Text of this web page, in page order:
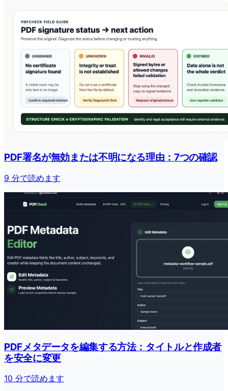
PDF署名が無効または不明になる理由：7つの確認
9 分で読めます
PDFメタデータを編集する方法：タイトルと作成者
を安全に変更
10 分で読めます